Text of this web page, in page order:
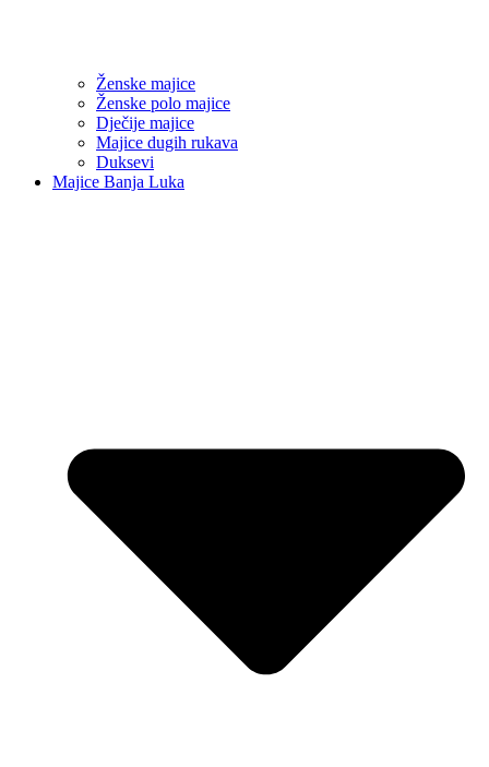
Ženske majice
Ženske polo majice
Dječije majice
Majice dugih rukava
Duksevi
Majice Banja Luka